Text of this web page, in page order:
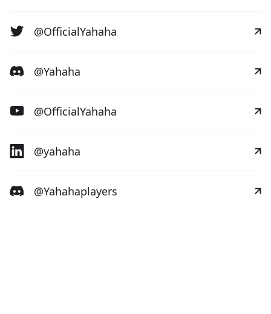
@OfficialYahaha
@Yahaha
@OfficialYahaha
@yahaha
@Yahahaplayers